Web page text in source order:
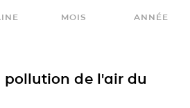
MOIS ANNÉE
pollution de l'air du